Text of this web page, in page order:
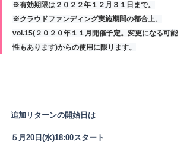
※有効期限は２０２２年１２月３１日まで。
※クラウドファンディング実施期間の都合上、
vol.15(２０２０年１１月開催予定。変更になる可能
性もあります)からの使用に限ります。
追加リターンの開始日は
５月20日(水)18:00スタート